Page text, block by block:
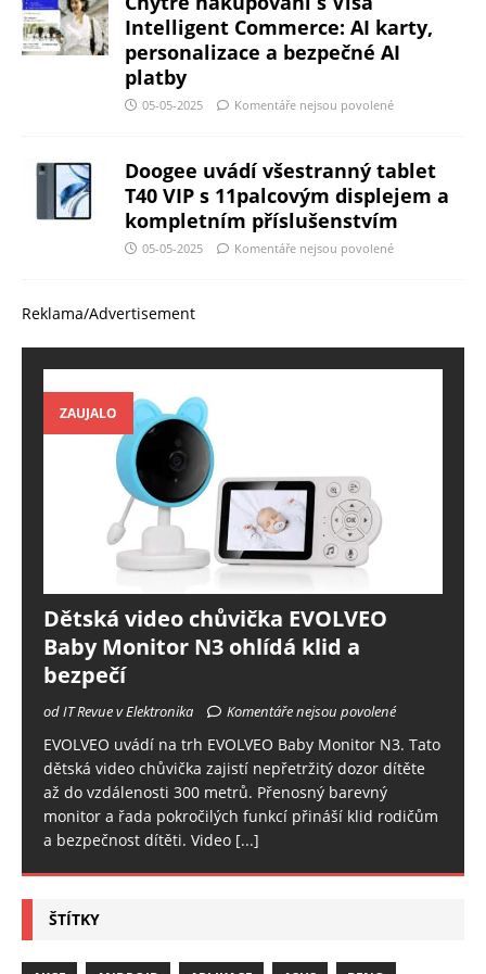
Intelligent Commerce: AI karty,
personalizace a bezpečné AI
platby
05-05-2025 Komentáře nejsou povolené
Doogee uvádí všestranný tablet
T40 VIP s 11palcovým displejem a
kompletním příslušenstvím
05-05-2025 Komentáře nejsou povolené
Reklama/Advertisement
ZAUJALO
Dětská video chůvička EVOLVEO
Baby Monitor N3 ohlídá klid a
bezpečí
od IT Revue v Elektronika Komentáře nejsou povolené
EVOLVEO uvádí na trh EVOLVEO Baby Monitor N3. Tato
dětská video chůvička zajistí nepřetržitý dozor dítěte
až do vzdálenosti 300 metrů. Přenosný barevný
monitor a řada pokročilých funkcí přináší klid rodičům
a bezpečnost dítěti. Video [...]
ŠTÍTKY